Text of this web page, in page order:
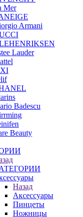
Mer
Armani
Lauder
Badescu
Beauty
Назад
Аксессуары
Пинцеты
Ножницы